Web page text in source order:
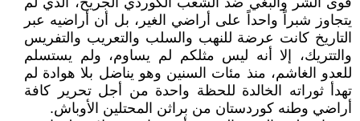
يتجاوز شبراً واحداً على أراضي الغير، بل أن أراضيه عبر
التاريخ كانت عرضة للنهب والسلب والتعريب والتفريس
والتتريك، إلا أنه ليس مثلكم لم يساوم، ولم يستسلم
للعدو الغاشم، منذ مئات السنين وهو يناضل بلا هوادة لم
تهدأ ثوراته الخالدة للحظة واحدة من أجل تحرير كافة
أراضي وطنه كوردستان من براثن المحتلين الأوباش.